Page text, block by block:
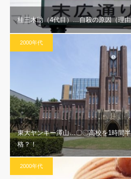
桂三木助（4代目）…自殺の原因（理
2000年代
東大ヤンキー澤山…〇〇高校を1時間
格？！
2000年代